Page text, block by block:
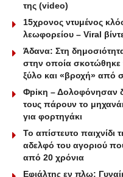
της (video)
15χρονος ντυμένος
λεωφορείου – Viral
Άδανα: Στη
στην οποία σκοτώθηκε
ξύλο και «βροχή» από
Φpiκη – Δολοφόνησαν
τους πάρουν το
για φορτηγάκι
Το απίστευτο παιχνίδι
αδελφό του αγοριού
από 20 χρόνια
Εφιάλτης εν πλω: